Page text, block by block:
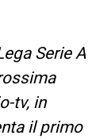
Serie A
tv, in
il primo